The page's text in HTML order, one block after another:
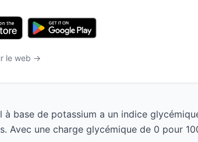
le web →
à base de potassium a un indice
Avec une charge glycémique de 0 pour